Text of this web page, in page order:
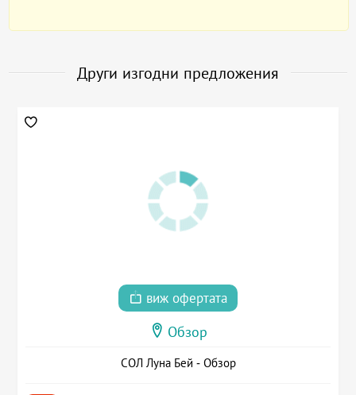
Други изгодни предложения
виж офертата
Обзор
СОЛ Луна Бей - Обзор